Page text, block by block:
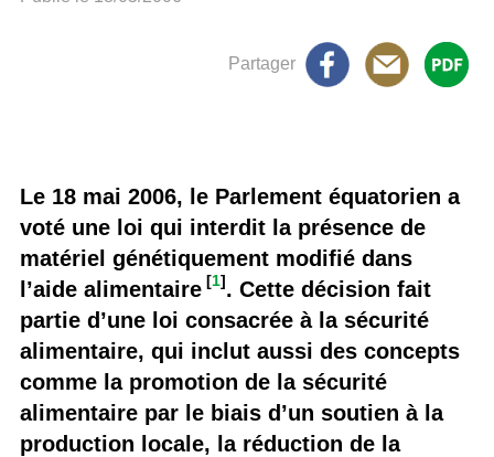
Partager
Le 18 mai 2006, le Parlement équatorien a
voté une loi qui interdit la présence de
matériel génétiquement modifié dans
l’aide alimentaire [1]. Cette décision fait
partie d’une loi consacrée à la sécurité
alimentaire, qui inclut aussi des concepts
comme la promotion de la sécurité
alimentaire par le biais d’un soutien à la
production locale, la réduction de la